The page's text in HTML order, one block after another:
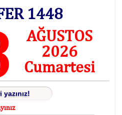
1448
AĞUSTOS
2026
Cumartesi